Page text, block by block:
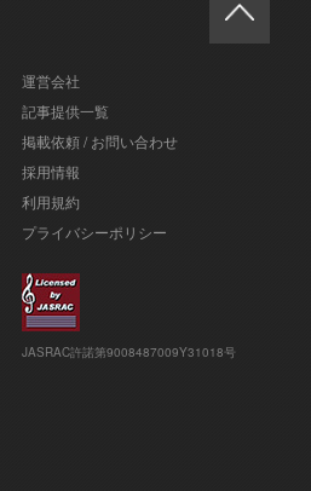
運営会社
記事提供一覧
掲載依頼 / お問い合わせ
採用情報
利用規約
プライバシーポリシー
JASRAC許諾第9008487009Y31018号